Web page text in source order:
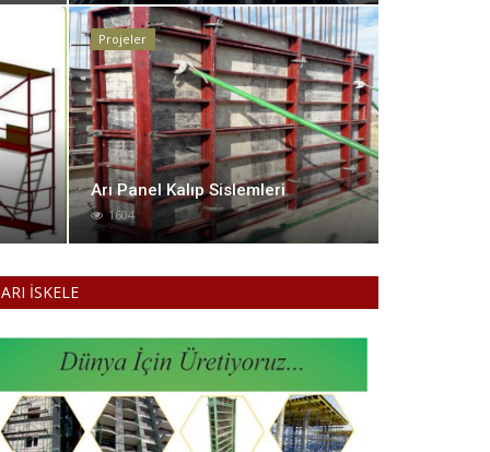
Projeler
Arı Panel Kalıp Sislemleri
1604
ARI İSKELE